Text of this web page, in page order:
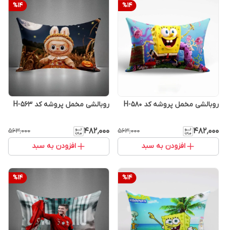
%14
روبالشی مخمل پروشه کد H-580
۴۸۲٬۰۰۰ ۵۶۳٬۰۰۰
افزودن به سبد
%14
روبالشی مخمل پروشه کد H-563
۴۸۲٬۰۰۰ ۵۶۳٬۰۰۰
افزودن به سبد
%14
%14